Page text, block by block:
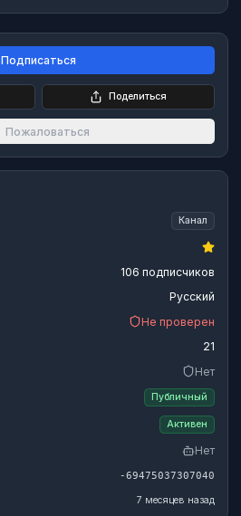
Подписаться
Поделиться
Пожаловаться
Канал
106 подписчиков
Русский
Не проверен
21
Нет
Публичный
Активен
Нет
-69475037307040
7 месяцев назад